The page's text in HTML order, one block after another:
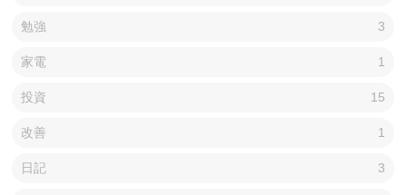
勉強 3
家電 1
投資 15
改善 1
日記 3